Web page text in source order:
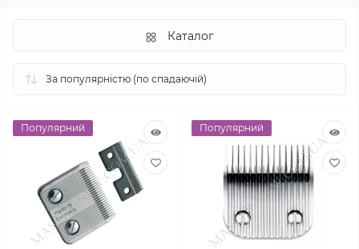
Каталог
Популярний Популярний